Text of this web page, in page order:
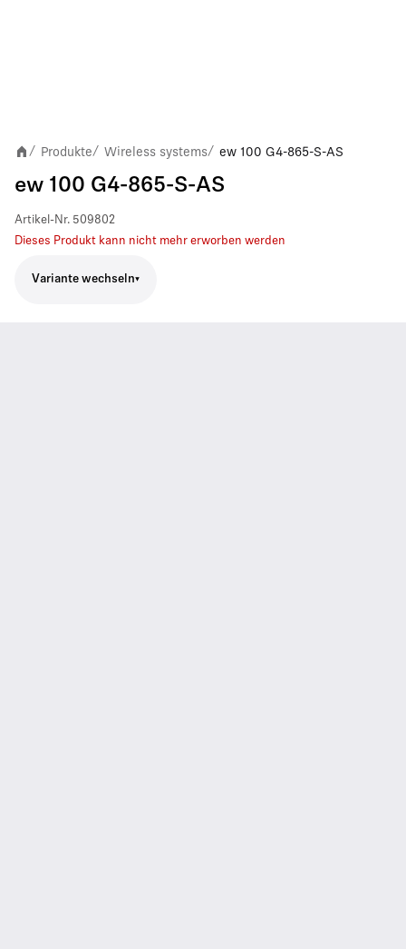
/ Produkte/ Wireless systems/ ew 100 G4-865-S-AS
ew 100 G4-865-S-AS
Artikel-Nr. 509802
Dieses Produkt kann nicht mehr erworben werden
Variante wechseln